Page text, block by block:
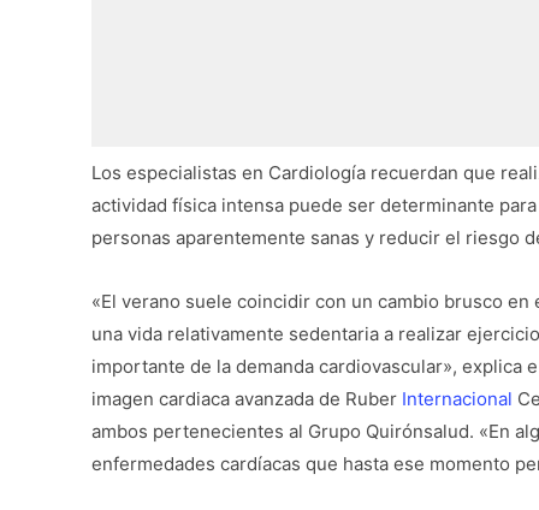
Los especialistas en Cardiología recuerdan que
actividad física intensa puede ser determinante
personas aparentemente sanas y reducir el riesgo
«El verano suele coincidir con un cambio brusco
una vida relativamente sedentaria a realizar
importante de la demanda cardiovascular»,
imagen cardiaca avanzada de Ruber Internacional
ambos pertenecientes al Grupo Quirónsalud. «En
enfermedades cardíacas que hasta ese momento